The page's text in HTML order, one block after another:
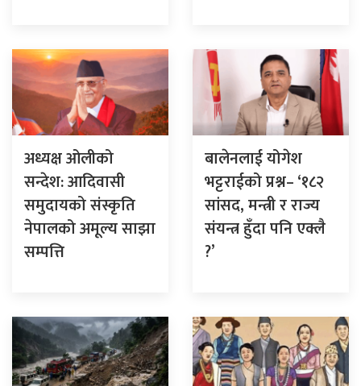
अध्यक्ष ओलीको
सन्देश: आदिवासी
समुदायको संस्कृति
नेपालको अमूल्य साझा
सम्पत्ति
बालेनलाई योगेश
भट्टराईको प्रश्न– ‘१८२
सांसद, मन्त्री र राज्य
संयन्त्र हुँदा पनि एक्लै
?’